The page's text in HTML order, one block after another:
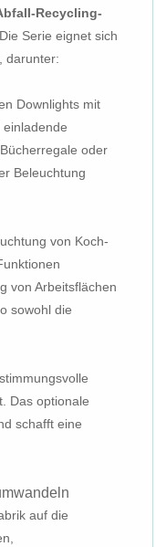
Recycling-
Die Serie eignet sich
darunter:
Downlights mit
oder
Beleuchtung
von Koch-
von Arbeitsflächen
sowohl die
Das optionale
schafft eine
auf die